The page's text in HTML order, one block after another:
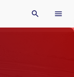
search menu